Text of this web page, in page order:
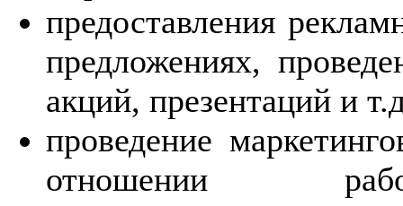
предоставления
предложениях,
акций, презентаций и
проведение
отношении